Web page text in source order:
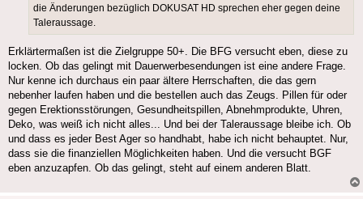
die Änderungen bezüglich DOKUSAT HD sprechen eher gegen deine
Taleraussage.
Erklärtermaßen ist die Zielgruppe 50+. Die BFG versucht eben, diese zu
locken. Ob das gelingt mit Dauerwerbesendungen ist eine andere Frage.
Nur kenne ich durchaus ein paar ältere Herrschaften, die das gern
nebenher laufen haben und die bestellen auch das Zeugs. Pillen für oder
gegen Erektionsstörungen, Gesundheitspillen, Abnehmprodukte, Uhren,
Deko, was weiß ich nicht alles... Und bei der Taleraussage bleibe ich. Ob
und dass es jeder Best Ager so handhabt, habe ich nicht behauptet. Nur,
dass sie die finanziellen Möglichkeiten haben. Und die versucht BGF
eben anzuzapfen. Ob das gelingt, steht auf einem anderen Blatt.